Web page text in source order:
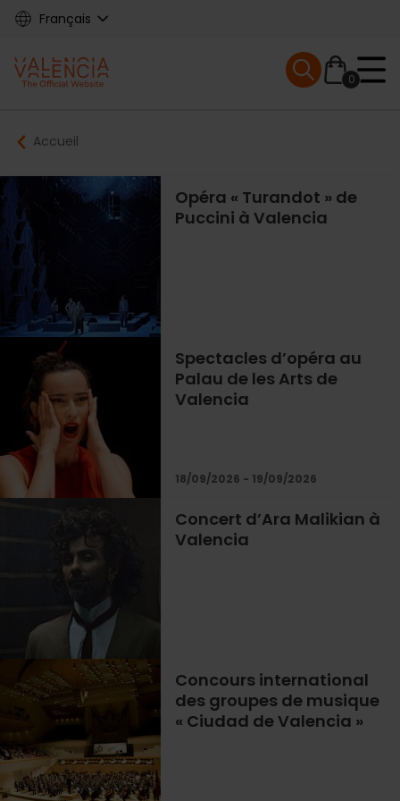
Skip
content
Français
Main
navigation
0
Mobile menu
Breadcrumb
Accueil
Opéra « Turandot » de
Puccini à Valencia
Spectacles d’opéra au
Palau de les Arts de
Valencia
18/09/2026 - 19/09/2026
Concert d’Ara Malikian à
Valencia
Concours international
des groupes de musique
« Ciudad de Valencia »